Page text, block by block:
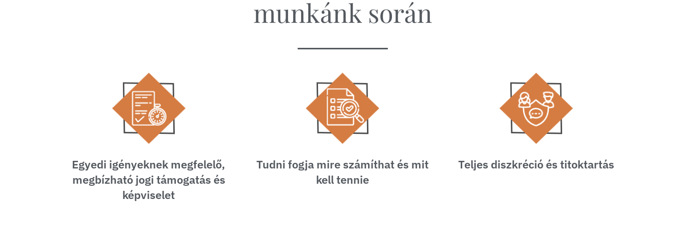
munkánk során
Egyedi igényeknek megfelelő,
megbízható jogi támogatás és
képviselet
Tudni fogja mire számíthat és mit
kell tennie
Teljes diszkréció és titoktartás